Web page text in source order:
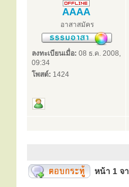
AAAA
อาสาสมัคร
ลงทะเบียนเมื่อ: 08 ธ.ค. 2008,
09:34
โพสต์: 1424
หน้า 1 จ